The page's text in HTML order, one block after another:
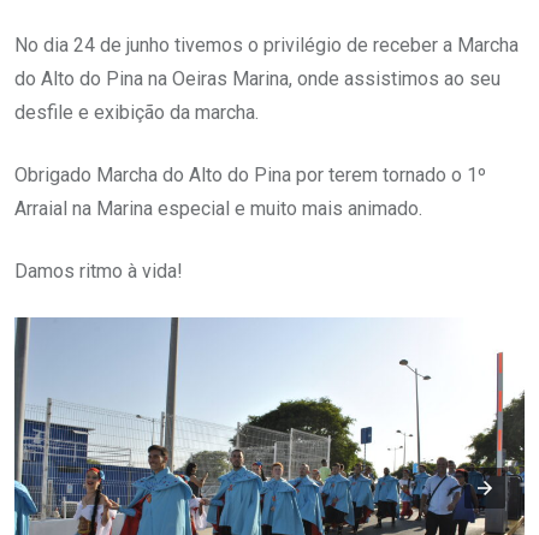
No dia 24 de junho tivemos o privilégio de receber a Marcha
do Alto do Pina na Oeiras Marina, onde assistimos ao seu
desfile e exibição da marcha.
Obrigado Marcha do Alto do Pina por terem tornado o 1º
Arraial na Marina especial e muito mais animado.
Damos ritmo à vida!